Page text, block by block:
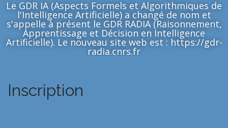
Le GDR IA (Aspects Formels et Algorithmiques de
l'Intelligence Artificielle) a changé de nom et
s'appelle à présent le GDR RADIA (Raisonnement,
Apprentissage et Décision en Intelligence
Artificielle). Le nouveau site web est : https://gdr-
radia.cnrs.fr
Inscription